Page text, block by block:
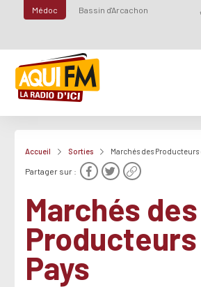
Médoc Bassin d'Arcachon
Accueil Sorties Marchés des Producteurs
Partager sur :
Marchés des
Pays